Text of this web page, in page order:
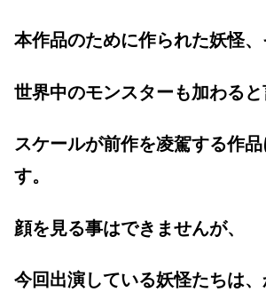
本作品のために作られた妖怪、
世界中のモンスターも加わると
スケールが前作を凌駕する作
す。
顔を見る事はできませんが、
今回出演している妖怪たちは